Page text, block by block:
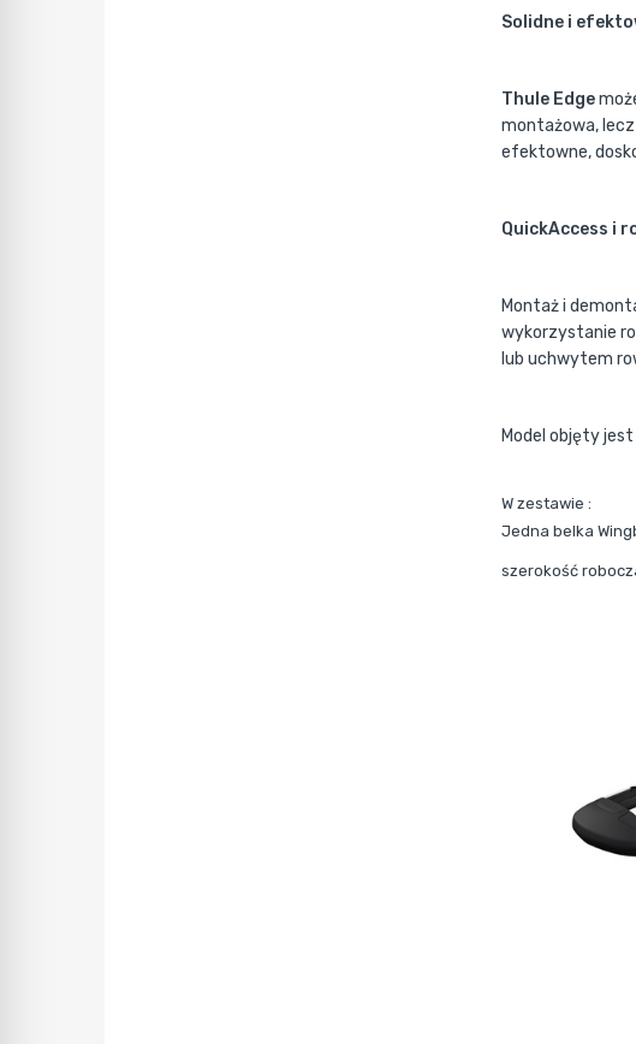
Solidne i
Thule Edge
montażowa, lecz
efektowne,
QuickAccess i
Montaż i
wykorzystanie
lub uchwytem
Model objęty
W zestawie :
Jedna belka
szerokość